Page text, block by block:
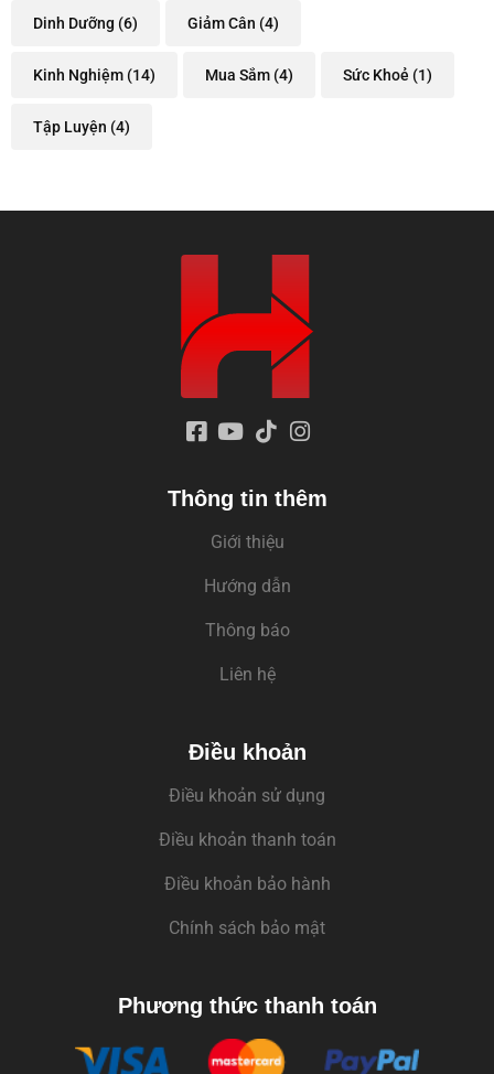
Dinh Dưỡng (6) Giảm Cân (4)
Kinh Nghiệm (14) Mua Sắm (4) Sức Khoẻ (1)
Tập Luyện (4)
Thông tin thêm
Giới thiệu
Hướng dẫn
Thông báo
Liên hệ
Điều khoản
Điều khoản sử dụng
Điều khoản thanh toán
Điều khoản bảo hành
Chính sách bảo mật
Phương thức thanh toán